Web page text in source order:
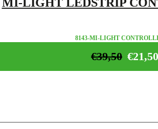
MI-LIGHT LEDSTRIP
8143-MI-LIGHT
€21,50
€39,50